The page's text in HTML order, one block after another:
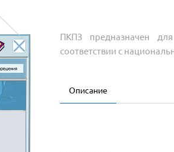
ПКПЗ предназначен
соответствии с
Описание